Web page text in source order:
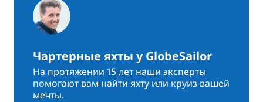
Чартерные яхты у GlobeSailor
На протяжении 15 лет наши эксперты
помогают вам найти яхту или круиз вашей
мечты.